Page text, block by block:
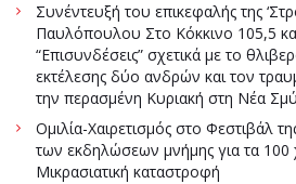
Συνέντευξή του επικεφαλής της
Παυλόπουλου Στο Κόκκινο 105,5
“Επισυνδέσεις” σχετικά με το
εκτέλεσης δύο ανδρών και τον
την περασμένη Κυριακή στη Νέα
Ομιλία-Χαιρετισμός στο Φεστιβάλ
των εκδηλώσεων μνήμης για τα 100
Μικρασιατική καταστροφή